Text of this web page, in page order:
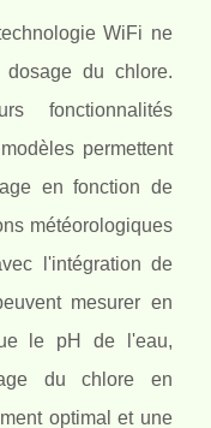
WiFi ne
du chlore.
fonctionnalités
permettent
en fonction de
météorologiques
l'intégration de
mesurer en
le pH de l'eau,
du chlore en
optimal et une